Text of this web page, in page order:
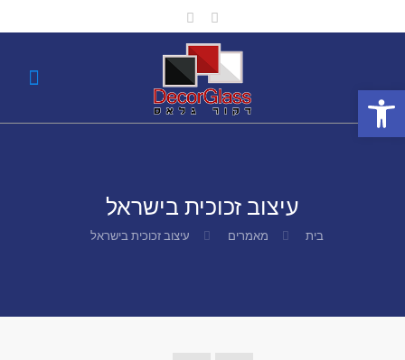
פתח סרגל נגישות
עיצוב זכוכית בישראל
בית מאמרים עיצוב זכוכית בישראל